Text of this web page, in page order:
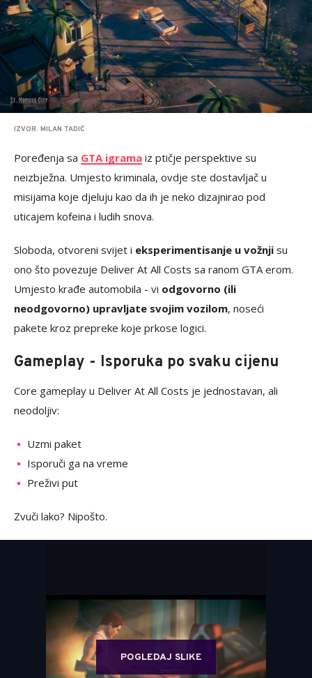
IZVOR: MILAN TADIĆ
Poređenja sa GTA igrama iz ptičje perspektive su
neizbježna. Umjesto kriminala, ovdje ste dostavljač u
misijama koje djeluju kao da ih je neko dizajnirao pod
uticajem kofeina i ludih snova.
Sloboda, otvoreni svijet i eksperimentisanje u vožnji su
ono što povezuje Deliver At All Costs sa ranom GTA erom.
Umjesto krađe automobila - vi odgovorno (ili
neodgovorno) upravljate svojim vozilom, noseći
pakete kroz prepreke koje prkose logici.
Gameplay - Isporuka po svaku cijenu
Core gameplay u Deliver At All Costs je jednostavan, ali
neodoljiv:
Uzmi paket
Isporuči ga na vreme
Preživi put
Zvuči lako? Nipošto.
POGLEDAJ SLIKE